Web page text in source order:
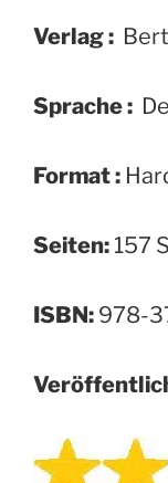
Verlag :
Sprache :
Format :
Seiten: 157
ISBN: 978-